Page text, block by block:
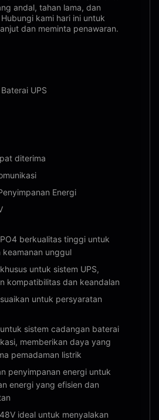
andal, tahan lama, dan
kami hari ini untuk
dan meminta penawaran.
UPS
diterima
Energi
berkualitas tinggi untuk
keamanan unggul
untuk sistem UPS,
kompatibilitas dan keandalan
untuk persyaratan
sistem cadangan baterai
memberikan daya yang
pemadaman listrik
penyimpanan energi untuk
energi yang efisien dan
ideal untuk menyalakan